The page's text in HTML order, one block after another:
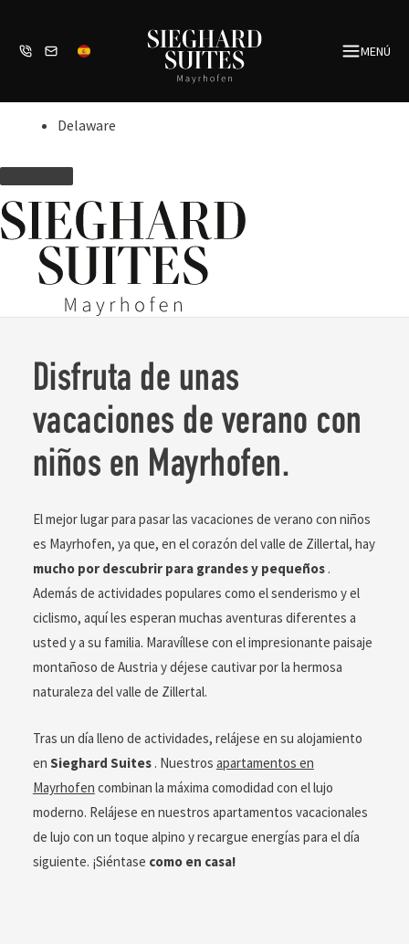
contenido
MENÚ
Delaware
Disfruta de unas
vacaciones de verano con
niños en Mayrhofen.
El mejor lugar para pasar las vacaciones de verano con niños
es Mayrhofen, ya que, en el corazón del valle de Zillertal, hay
mucho por descubrir para grandes y pequeños.
Además de actividades populares como el senderismo y el
ciclismo, aquí les esperan muchas aventuras diferentes a
usted y a su familia. Maravíllese con el impresionante paisaje
montañoso de Austria y déjese cautivar por la hermosa
naturaleza del valle de Zillertal.
Tras un día lleno de actividades, relájese en su alojamiento
en Sieghard Suites. Nuestros apartamentos en
Mayrhofen combinan la máxima comodidad con el lujo
moderno. Relájese en nuestros apartamentos vacacionales
de lujo con un toque alpino y recargue energías para el día
siguiente. ¡Siéntase como en casa!